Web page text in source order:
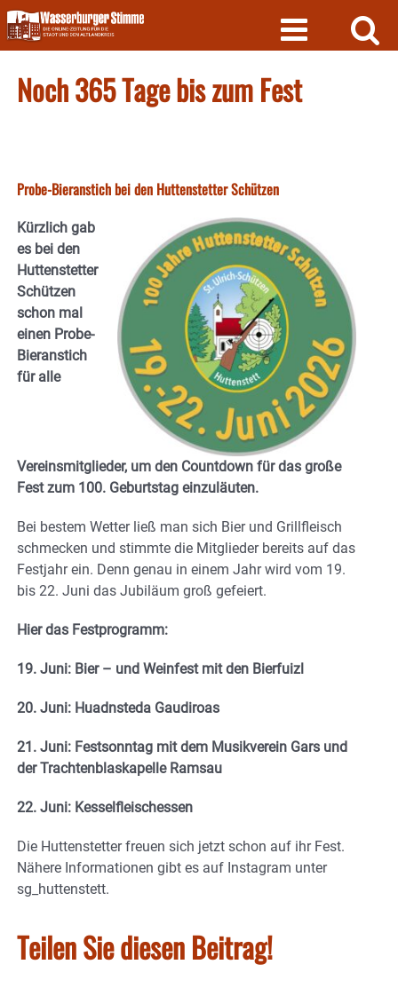
Skip
to
content
Noch 365 Tage bis zum Fest
Probe-Bieranstich bei den Huttenstetter Schützen
Kürzlich gab
es bei den
Huttenstetter
Schützen
schon mal
einen Probe-
Bieranstich
für alle
Vereinsmitglieder, um den Countdown für das große
Fest zum 100. Geburtstag einzuläuten.
Bei bestem Wetter ließ man sich Bier und Grillfleisch
schmecken und stimmte die Mitglieder bereits auf das
Festjahr ein. Denn genau in einem Jahr wird vom 19.
bis 22. Juni das Jubiläum groß gefeiert.
Hier das Festprogramm:
19. Juni: Bier – und Weinfest mit den Bierfuizl
20. Juni: Huadnsteda Gaudiroas
21. Juni: Festsonntag mit dem Musikverein Gars und
der Trachtenblaskapelle Ramsau
22. Juni: Kesselfleischessen
Die Huttenstetter freuen sich jetzt schon auf ihr Fest.
Nähere Informationen gibt es auf Instagram unter
sg_huttenstett.
Teilen Sie diesen Beitrag!